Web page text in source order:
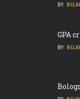
BY
GPA
BY